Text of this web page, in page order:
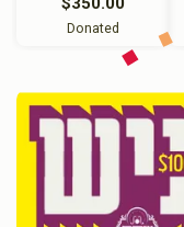
Donated